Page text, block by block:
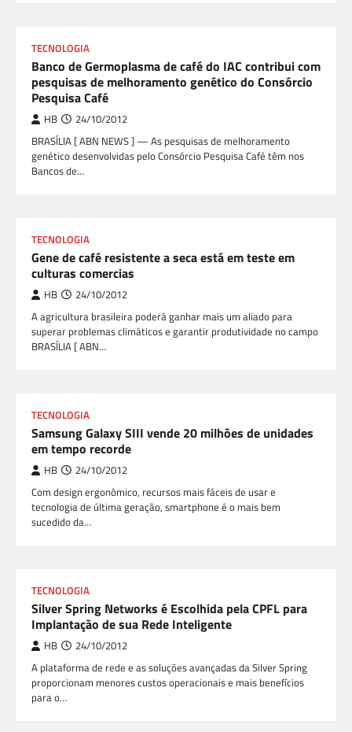
TECNOLOGIA
Banco de Germoplasma de café do IAC contribui com
pesquisas de melhoramento genético do Consórcio
Pesquisa Café
HB 24/10/2012
BRASÍLIA [ ABN NEWS ] — As pesquisas de melhoramento
genético desenvolvidas pelo Consórcio Pesquisa Café têm nos
Bancos de…
TECNOLOGIA
Gene de café resistente a seca está em teste em
culturas comercias
HB 24/10/2012
A agricultura brasileira poderá ganhar mais um aliado para
superar problemas climáticos e garantir produtividade no campo
BRASÍLIA [ ABN…
TECNOLOGIA
Samsung Galaxy SIII vende 20 milhões de unidades
em tempo recorde
HB 24/10/2012
Com design ergonômico, recursos mais fáceis de usar e
tecnologia de última geração, smartphone é o mais bem
sucedido da…
TECNOLOGIA
Silver Spring Networks é Escolhida pela CPFL para
Implantação de sua Rede Inteligente
HB 24/10/2012
A plataforma de rede e as soluções avançadas da Silver Spring
proporcionam menores custos operacionais e mais benefícios
para o…